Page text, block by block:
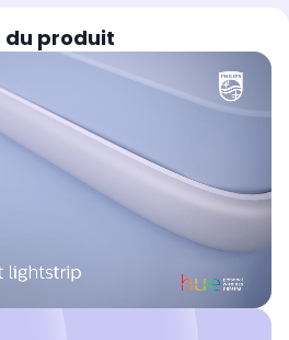
du produit